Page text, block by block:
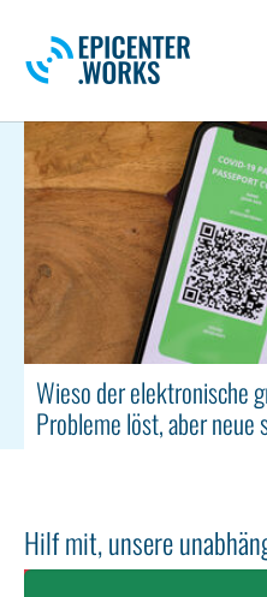
Wieso der elektronische
Probleme löst, aber neue
Hilf mit, unsere